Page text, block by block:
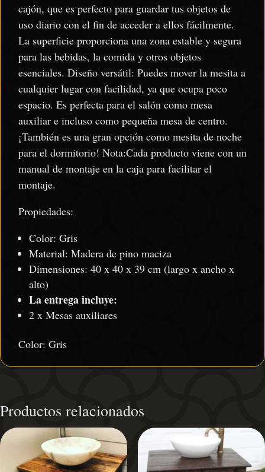
cajón, que es perfecto para guardar tus objetos de
uso diario con el fin de acceder a ellos fácilmente.
La superficie proporciona una zona estable y segura
para las bebidas, la comida y otros objetos
esenciales. Diseño versátil: Puedes mover la mesita a
cualquier lugar con facilidad, ya que ocupa poco
espacio. Es perfecta para el salón como mesa
auxiliar e incluso como pequeña mesa de centro.
¡También es una gran opción como mesita de noche
para el dormitorio! Nota:Cada producto viene con un
manual de montaje en la caja para facilitar el
montaje.
Propiedades:
Color: Gris
Material: Madera de pino maciza
Dimensiones: 40 x 40 x 39 cm (largo x ancho x
alto)
La entrega incluye:
2 x Mesas auxiliares
Color: Gris
Productos relacionados